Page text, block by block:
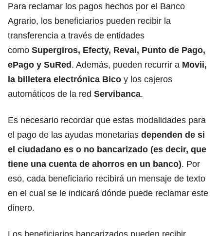
Para reclamar los pagos hechos por el Banco
Agrario, los beneficiarios pueden recibir la
transferencia a través de entidades
como Supergiros, Efecty, Reval, Punto de Pago,
ePago y SuRed. Además, pueden recurrir a Movii,
la billetera electrónica Bico y los cajeros
automáticos de la red Servibanca.
Es necesario recordar que estas modalidades para
el pago de las ayudas monetarias dependen de si
el ciudadano es o no bancarizado (es decir, que
tiene una cuenta de ahorros en un banco). Por
eso, cada beneficiario recibirá un mensaje de texto
en el cual se le indicará dónde puede reclamar este
dinero.
Los beneficiarios bancarizados pueden recibir